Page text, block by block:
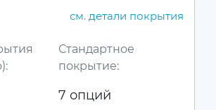
см. детали покрытия
Стандартное
покрытие:
7 опций